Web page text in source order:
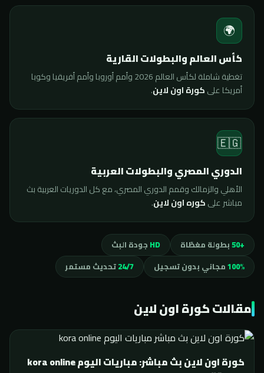
🌍
كأس العالم والبطولات القارية
تغطية شاملة لكأس العالم 2026 وأمم أوروبا وأمم أفريقيا وكوبا
أمريكا علىكورة اون لاين.
🇪🇬
الدوري المصري والبطولات العربية
الأهلي والزمالك وقمم الدوري المصري، مع كل الدوريات العربية بث
مباشر علىكوره اون لاين.
+50 بطولة مغطّاة HD جودة البث
100%مجاني بدون تسجيل 24/7تحديث مستمر
مقالات كورة اون لاين
كورة اون لاين بث مباشر: مباريات اليوم kora online